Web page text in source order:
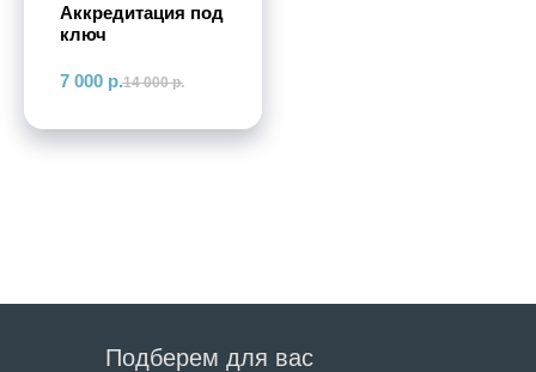
Аккредитация под
ключ
7 000 р.14 000 р.
Подберем для вас